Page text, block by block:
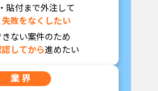
貼付まで外注して
敗をなくしたい
ない案件のため
してから進めたい
業 界